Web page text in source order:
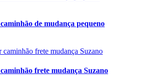
de mudança pequeno
frete mudança Suzano